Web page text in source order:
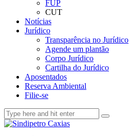
FUP
CUT
Notícias
Jurídico
Transparência no Jurídico
Agende um plantão
Corpo Jurídico
Cartilha do Jurídico
Aposentados
Reserva Ambiental
Filie-se